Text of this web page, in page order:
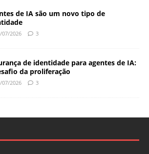
de IA são um novo tipo de
07/2026 3
de identidade para agentes de IA:
da proliferação
07/2026 3